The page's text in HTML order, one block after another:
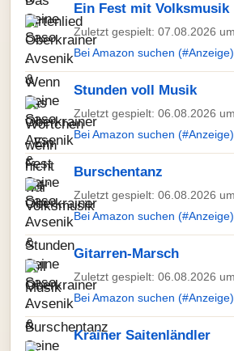
Ein Fest mit Volksmusik
Zuletzt gespielt: 07.08.2026
Bei Amazon suchen (#Anzeige)
Stunden voll Musik
Zuletzt gespielt: 06.08.2026
Bei Amazon suchen (#Anzeige)
Burschentanz
Zuletzt gespielt: 06.08.2026
Bei Amazon suchen (#Anzeige)
Gitarren-Marsch
Zuletzt gespielt: 06.08.2026
Bei Amazon suchen (#Anzeige)
Krainer Saitenländler